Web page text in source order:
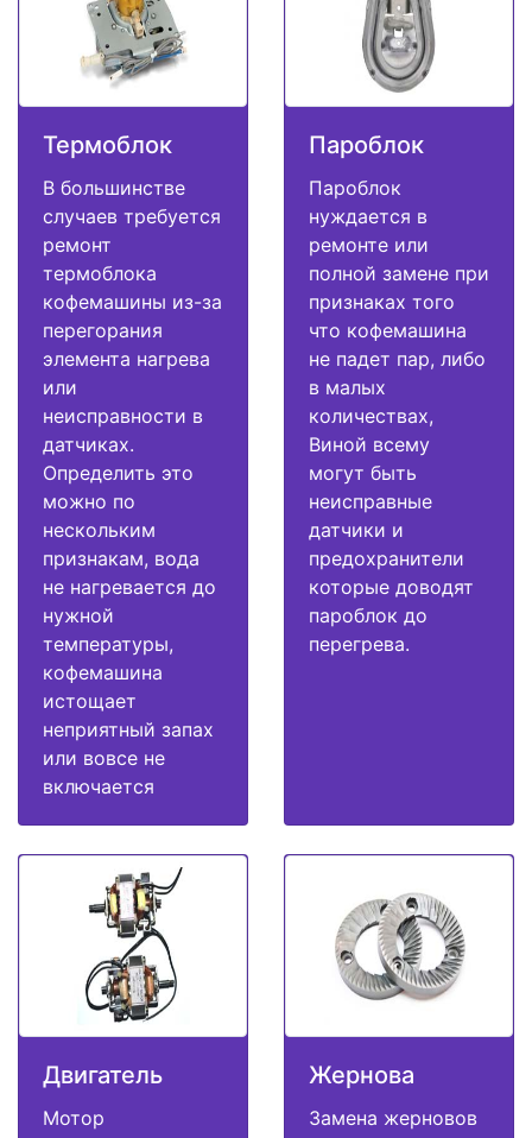
Термоблок
В большинстве
случаев требуется
ремонт
термоблока
кофемашины из-за
перегорания
элемента нагрева
или
неисправности в
датчиках.
Определить это
можно по
нескольким
признакам, вода
не нагревается до
нужной
температуры,
кофемашина
истощает
неприятный запах
или вовсе не
включается
Пароблок
Пароблок
нуждается в
ремонте или
полной замене при
признаках того
что кофемашина
не падет пар, либо
в малых
количествах,
Виной всему
могут быть
неисправные
датчики и
предохранители
которые доводят
пароблок до
перегрева.
Двигатель
Мотор
Жернова
Замена жерновов